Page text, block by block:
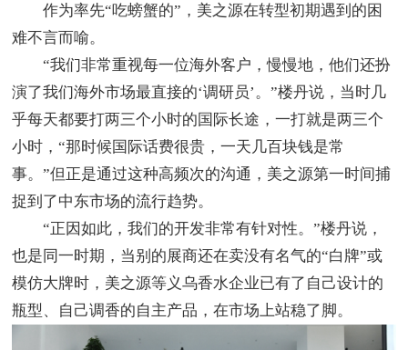
作为率先“吃螃蟹的”，美之源在转型初期遇到的困
难不言而喻。
“我们非常重视每一位海外客户，慢慢地，他们还扮
演了我们海外市场最直接的‘调研员’。”楼丹说，当时几
乎每天都要打两三个小时的国际长途，一打就是两三个
小时，“那时候国际话费很贵，一天几百块钱是常
事。”但正是通过这种高频次的沟通，美之源第一时间捕
捉到了中东市场的流行趋势。
“正因如此，我们的开发非常有针对性。”楼丹说，
也是同一时期，当别的展商还在卖没有名气的“白牌”或
模仿大牌时，美之源等义乌香水企业已有了自己设计的
瓶型、自己调香的自主产品，在市场上站稳了脚。